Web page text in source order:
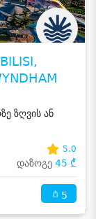
ზღვის ან
5.0
დაზოგე 45 ₾
5